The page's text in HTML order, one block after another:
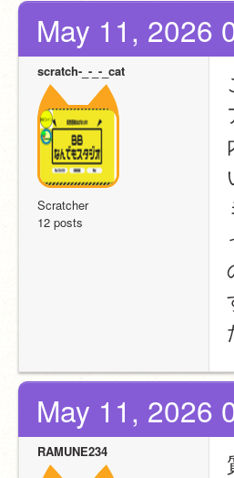
May 11, 2026
scratch-_-_-_cat
Scratcher
12 posts
May 11, 2026
RAMUNE234